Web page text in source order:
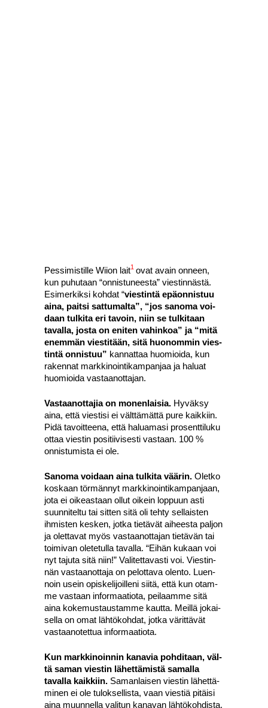
Pes­si­mis­til­le Wii­on lait1 ovat avain onneen,
kun puhu­taan “onnis­tu­nees­ta” vies­tin­näs­tä.
Esi­mer­kik­si koh­dat “vies­tin­tä epä­on­nis­tuu
aina, pait­si sat­tu­mal­ta”, “jos sano­ma voi­
daan tul­ki­ta eri tavoin, niin se tul­ki­taan
taval­la, jos­ta on eni­ten vahin­koa” ja “mitä
enem­män vies­ti­tään, sitä huo­nom­min vies­
tin­tä onnis­tuu” kan­nat­taa huo­mioi­da, kun
raken­nat mark­ki­noin­ti­kam­pan­jaa ja haluat
huo­mioi­da vas­taa­not­ta­jan.
Vas­taa­not­ta­jia on monen­lai­sia. Hyväk­sy
aina, että vies­ti­si ei vält­tä­mät­tä pure kaik­kiin.
Pidä tavoit­tee­na, että halua­ma­si pro­sent­ti­lu­ku
ottaa vies­tin posi­tii­vi­ses­ti vas­taan. 100 %
onnis­tu­mis­ta ei ole.
Sano­ma voi­daan aina tul­ki­ta vää­rin. Olet­ko
kos­kaan tör­män­nyt mark­ki­noin­ti­kam­pan­jaan,
jota ei oikeas­taan ollut oikein lop­puun asti
suun­ni­tel­tu tai sit­ten sitä oli teh­ty sel­lais­ten
ihmis­ten kes­ken, jot­ka tie­tä­vät aihees­ta pal­jon
ja olet­ta­vat myös vas­taa­not­ta­jan tie­tä­vän tai
toi­mi­van ole­te­tul­la taval­la. “Eihän kukaan voi
nyt taju­ta sitä niin!” Vali­tet­ta­vas­ti voi. Vies­tin­
nän vas­taa­not­ta­ja on pelot­ta­va olen­to. Luen­
noin usein opis­ke­li­joil­le­ni sii­tä, että kun otam­
me vas­taan infor­maa­tio­ta, pei­laam­me sitä
aina koke­mus­taus­tam­me kaut­ta. Meil­lä jokai­
sel­la on omat läh­tö­koh­dat, jot­ka värit­tä­vät
vas­taa­no­tet­tua infor­maa­tio­ta.
Kun mark­ki­noin­nin kana­via poh­di­taan, väl­
tä saman vies­tin lähet­tä­mis­tä samal­la
taval­la kaik­kiin. Saman­lai­sen vies­tin lähet­tä­
mi­nen ei ole tulok­sel­lis­ta, vaan vies­tiä pitäi­si
aina muun­nel­la vali­tun kana­van läh­tö­koh­dis­ta.